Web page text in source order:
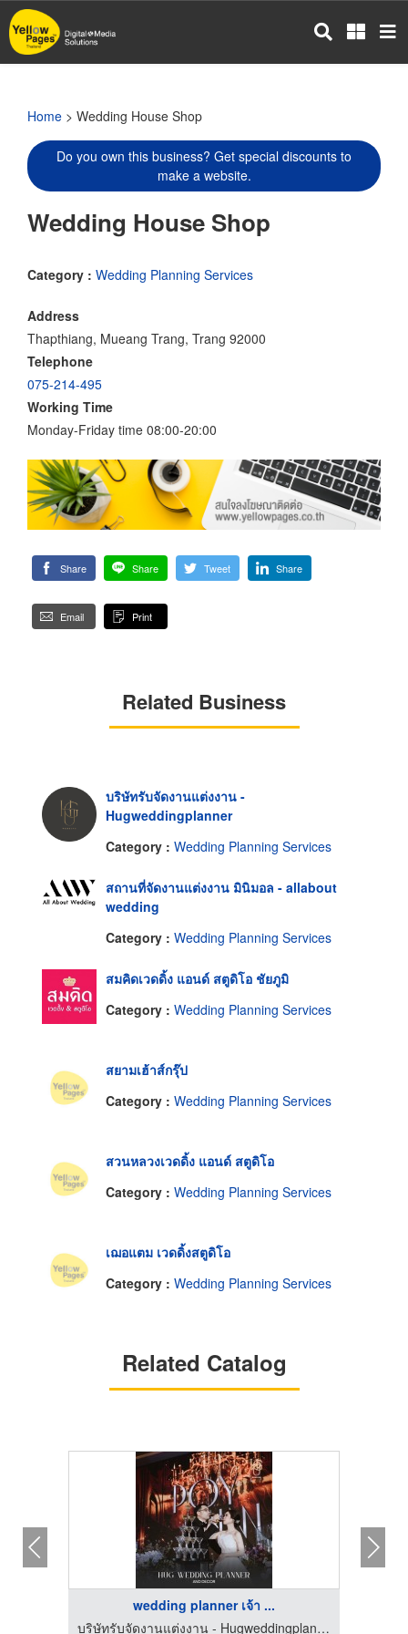
Skip
to
main
Home > Wedding House Shop
Do you own this business? Get special discounts to
make a website.
Wedding House Shop
Category : Wedding Planning Services
Address
Thapthiang, Mueang Trang, Trang 92000
Telephone
075-214-495
Working Time
Monday-Friday time 08:00-20:00
Share Share Tweet Share
Email Print
Related Business
บริษัทรับจัดงานแต่งงาน -
Hugweddingplanner
Category : Wedding Planning Services
สถานที่จัดงานแต่งงาน มินิมอล - allabout
wedding
Category : Wedding Planning Services
สมคิดเวดดิ้ง แอนด์ สตูดิโอ ชัยภูมิ
Category : Wedding Planning Services
สยามเฮ้าส์กรุ๊ป
Category : Wedding Planning Services
สวนหลวงเวดดิ้ง แอนด์ สตูดิโอ
Category : Wedding Planning Services
เฌอแตม เวดดิ้งสตูดิโอ
Category : Wedding Planning Services
Related Catalog
wedding planner เจ้า ...
บริษัทรับจัดงานแต่งงาน - Hugweddingplanner